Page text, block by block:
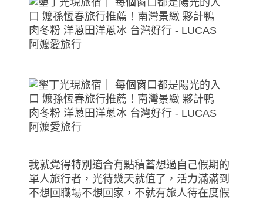
我就覺得特別適合有點積蓄想過自己假期的
單人旅行者，光待幾天就值了，活力滿滿到
不想回職場不想回家，不就有旅人待在度假